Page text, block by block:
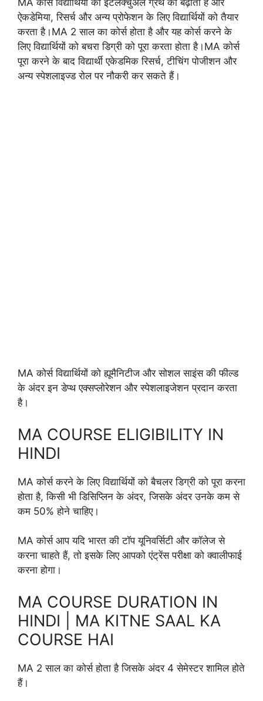
ऐकडेमिया, रिसर्च और अन्य प्रोफेशन के लिए विद्यार्थियों को तैयार
करता है।MA 2 साल का कोर्स होता है और यह कोर्स करने के
लिए विद्यार्थियों को बचरा डिग्री को पूरा करता होता है।MA कोर्स
पूरा करने के बाद विद्यार्थी एकेडमिक रिसर्च, टीचिंग पोजीशन और
अन्य स्पेशलाइज्ड रोल पर नौकरी कर सकते हैं।
MA कोर्स विद्यार्थियों को ह्यूमैनिटीज और सोशल साइंस की फील्ड
के अंदर इन डेप्थ एक्सप्लोरेशन और स्पेशलाइजेशन प्रदान करता
है।
MA COURSE ELIGIBILITY IN
HINDI
MA कोर्स करने के लिए विद्यार्थियों को बैचलर डिग्री को पूरा करना
होता है, किसी भी डिसिप्लिन के अंदर, जिसके अंदर उनके कम से
कम 50% होने चाहिए।
MA कोर्स आप यदि भारत की टॉप यूनिवर्सिटी और कॉलेज से
करना चाहते हैं, तो इसके लिए आपको एंट्रेंस परीक्षा को क्वालीफाई
करना होगा।
MA COURSE DURATION IN
HINDI | MA KITNE SAAL KA
COURSE HAI
MA 2 साल का कोर्स होता है जिसके अंदर 4 सेमेस्टर शामिल होते
हैं।